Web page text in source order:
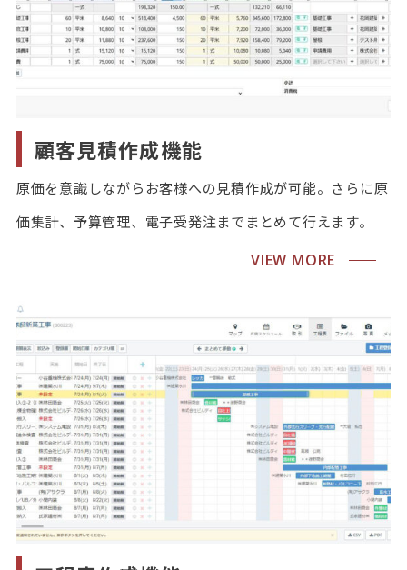
顧客見積作成機能
原価を意識しながらお客様への見積作成が可能。さらに原
価集計、予算管理、電子受発注までまとめて行えます。
VIEW MORE